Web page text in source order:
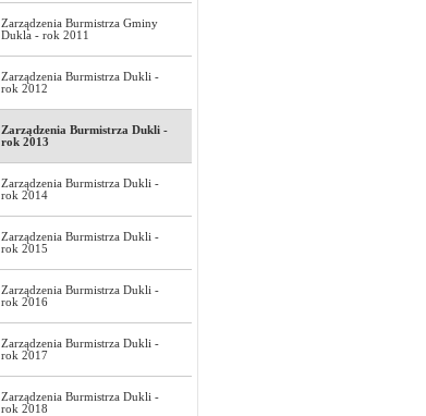
Zarządzenia Burmistrza Gminy
Dukla - rok 2011
Zarządzenia Burmistrza Dukli -
rok 2012
Zarządzenia Burmistrza Dukli -
rok 2013
Zarządzenia Burmistrza Dukli -
rok 2014
Zarządzenia Burmistrza Dukli -
rok 2015
Zarządzenia Burmistrza Dukli -
rok 2016
Zarządzenia Burmistrza Dukli -
rok 2017
Zarządzenia Burmistrza Dukli -
rok 2018